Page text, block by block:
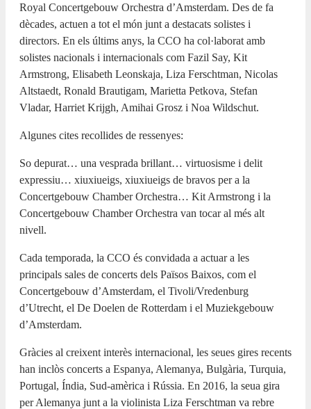
Royal Concertgebouw Orchestra d’Amsterdam. Des de fa
dècades, actuen a tot el món junt a destacats solistes i
directors. En els últims anys, la CCO ha col·laborat amb
solistes nacionals i internacionals com Fazil Say, Kit
Armstrong, Elisabeth Leonskaja, Liza Ferschtman, Nicolas
Altstaedt, Ronald Brautigam, Marietta Petkova, Stefan
Vladar, Harriet Krijgh, Amihai Grosz i Noa Wildschut.
Algunes cites recollides de ressenyes:
So depurat… una vesprada brillant… virtuosisme i delit
expressiu… xiuxiueigs, xiuxiueigs de bravos per a la
Concertgebouw Chamber Orchestra… Kit Armstrong i la
Concertgebouw Chamber Orchestra van tocar al més alt
nivell.
Cada temporada, la CCO és convidada a actuar a les
principals sales de concerts dels Països Baixos, com el
Concertgebouw d’Amsterdam, el Tivoli/Vredenburg
d’Utrecht, el De Doelen de Rotterdam i el Muziekgebouw
d’Amsterdam.
Gràcies al creixent interès internacional, les seues gires recents
han inclòs concerts a Espanya, Alemanya, Bulgària, Turquia,
Portugal, Índia, Sud-amèrica i Rússia. En 2016, la seua gira
per Alemanya junt a la violinista Liza Ferschtman va rebre